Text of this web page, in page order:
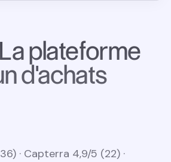
La plateforme
d'achats
· Capterra 4,9/5 (22) ·